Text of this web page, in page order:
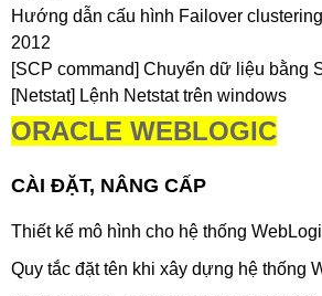
Hướng dẫn cấu hình Failover
2012
[SCP command] Chuyển dữ liệu bằng
[Netstat] Lệnh Netstat trên windows
ORACLE WEBLOGIC
CÀI ĐẶT, NÂNG CẤP
Thiết kế mô hình cho hệ thống
Quy tắc đặt tên khi xây dựng hệ thống